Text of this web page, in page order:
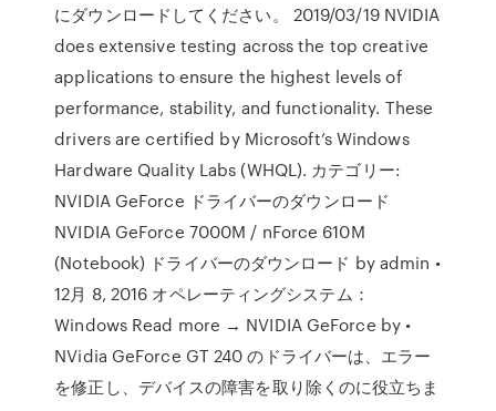
にダウンロードしてください。 2019/03/19 NVIDIA
does extensive testing across the top creative
applications to ensure the highest levels of
performance, stability, and functionality. These
drivers are certified by Microsoft’s Windows
Hardware Quality Labs (WHQL). カテゴリー:
NVIDIA GeForce ドライバーのダウンロード
NVIDIA GeForce 7000M / nForce 610M
(Notebook) ドライバーのダウンロード by admin •
12月 8, 2016 オペレーティングシステム：
Windows Read more → NVIDIA GeForce by •
NVidia GeForce GT 240 のドライバーは、エラー
を修正し、デバイスの障害を取り除くのに役立ちま